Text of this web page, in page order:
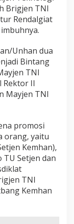
Brigjen TNI
Rendalgiat
Unhan dua
Bintang
TNI
Rektor II
Mayjen TNI
promosi
orang, yaitu
Kemhan),
Setjen dan
TNI
Kemhan